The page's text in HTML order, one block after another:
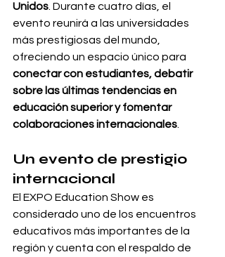
Unidos . Durante cuatro días, el
evento reunirá a las universidades
más prestigiosas del mundo,
ofreciendo un espacio único para
conectar con estudiantes, debatir
sobre las últimas tendencias en
educación superior y fomentar
colaboraciones internacionales
Un evento de prestigio
internacional
El EXPO Education Show es
considerado uno de los encuentros
educativos más importantes de la
región y cuenta con el respaldo de